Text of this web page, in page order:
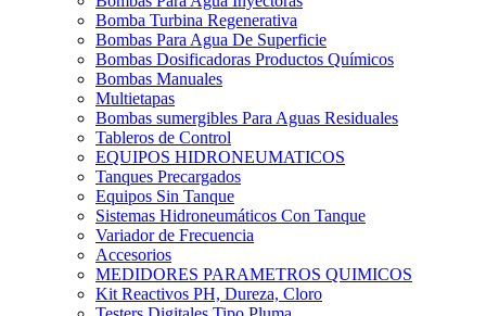
Bomba Turbina Regenerativa
Bombas Para Agua De Superficie
Bombas Dosificadoras Productos Químicos
Bombas Manuales
Multietapas
Bombas sumergibles Para Aguas Residuales
Tableros de Control
EQUIPOS HIDRONEUMATICOS
Tanques Precargados
Equipos Sin Tanque
Sistemas Hidroneumáticos Con Tanque
Variador de Frecuencia
Accesorios
MEDIDORES PARAMETROS QUIMICOS
Kit Reactivos PH, Dureza, Cloro